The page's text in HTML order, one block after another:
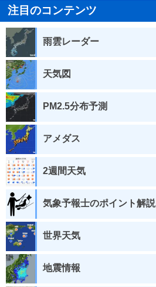
注目のコンテンツ
雨雲レーダー
天気図
PM2.5分布予測
アメダス
2週間天気
気象予報士のポイント解説
世界天気
地震情報